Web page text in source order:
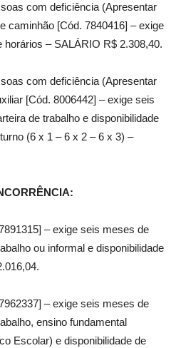
com deficiência (Apresentar
caminhão [Cód. 7840416] – exige
horários – SALÁRIO R$ 2.308,40.
com deficiência (Apresentar
[Cód. 8006442] – exige seis
de trabalho e disponibilidade
(6 x 1 – 6 x 2 – 6 x 3) –
– exige seis meses de
ou informal e disponibilidade
– exige seis meses de
ensino fundamental
Escolar) e disponibilidade de